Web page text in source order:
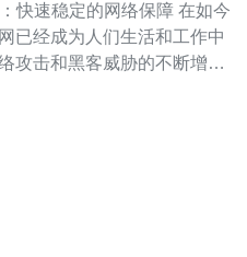
稳定的网络保障 在如今
已经成为人们生活和工作中
攻击和黑客威胁的不断增
高防虚拟